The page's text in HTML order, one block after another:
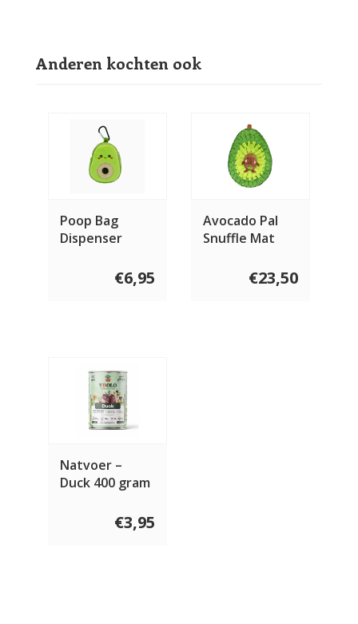
Anderen kochten ook
Poop Bag
Dispenser
€6,95
Avocado Pal
Snuffle Mat
€23,50
Natvoer –
Duck 400 gram
€3,95